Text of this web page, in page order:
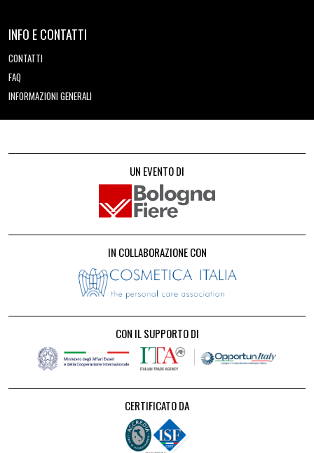
INFO E CONTATTI
CONTATTI
FAQ
INFORMAZIONI GENERALI
UN EVENTO DI
IN COLLABORAZIONE CON
CON IL SUPPORTO DI
CERTIFICATO DA